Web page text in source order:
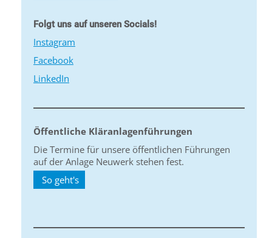
Folgt uns auf unseren Socials!
Instagram
Facebook
LinkedIn
Öffentliche Kläranlagenführungen
Die Termine für unsere öffentlichen Führungen
auf der Anlage Neuwerk stehen fest.
So geht's